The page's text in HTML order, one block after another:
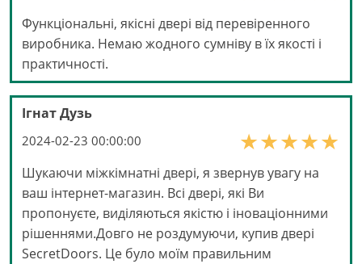
Функціональні, якісні двері від перевіренного
виробника. Немаю жодного сумніву в їх якості і
практичності.
Ігнат Дузь
2024-02-23 00:00:00
Шукаючи міжкімнатні двері, я звернув увагу на
ваш інтернет-магазин. Всі двері, які Ви
пропонуєте, виділяються якістю і іноваціонними
рішеннями.Довго не роздумуючи, купив двері
SecretDoors. Це було моїм правильним